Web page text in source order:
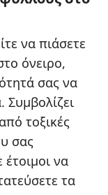
να πιάσετε
όνειρο,
σας να
Συμβολίζει
τοξικές
σας
έτοιμοι να
τα